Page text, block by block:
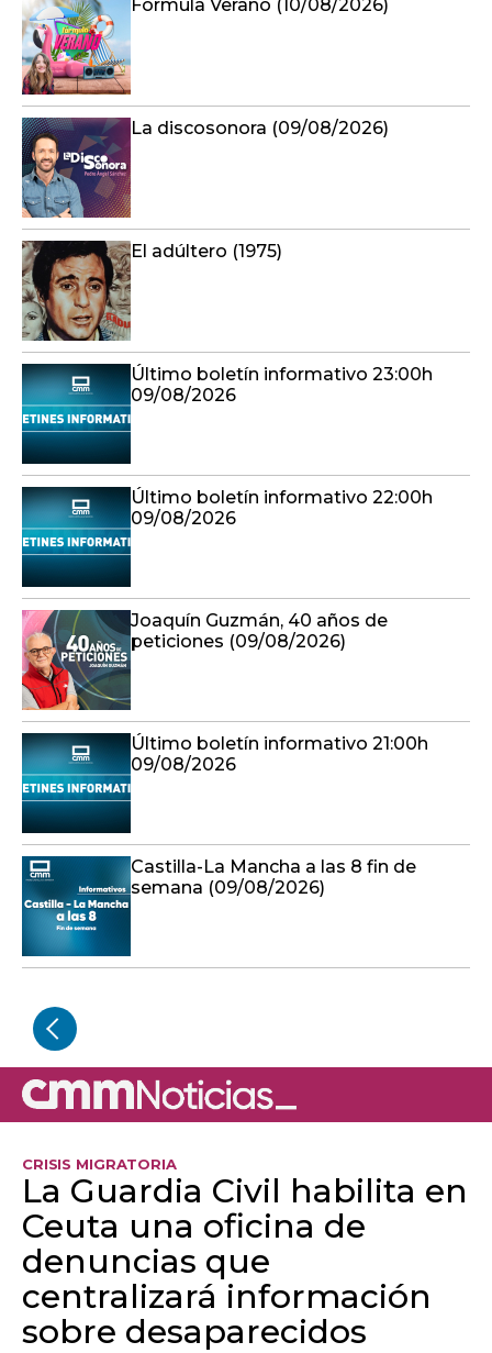
Formula Verano (10/08/2026)
La discosonora (09/08/2026)
El adúltero (1975)
Último boletín informativo 23:00h
09/08/2026
Último boletín informativo 22:00h
09/08/2026
Joaquín Guzmán, 40 años de
peticiones (09/08/2026)
Último boletín informativo 21:00h
09/08/2026
Castilla-La Mancha a las 8 fin de
semana (09/08/2026)
CRISIS MIGRATORIA
La Guardia Civil habilita en
Ceuta una oficina de
denuncias que
centralizará información
sobre desaparecidos